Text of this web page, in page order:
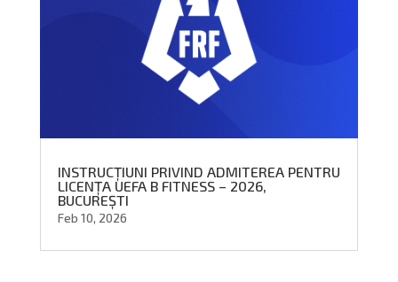
INSTRUCȚIUNI PRIVIND ADMITEREA PENTRU
LICENȚA UEFA B FITNESS – 2026,
BUCUREȘTI
Feb 10, 2026